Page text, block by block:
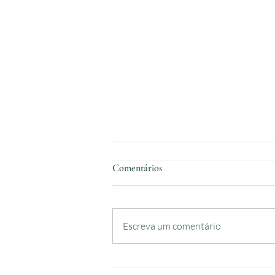
Comentários
Escreva um comentário